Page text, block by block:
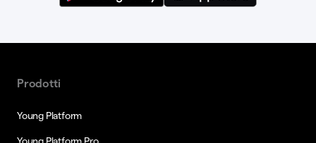
Prodotti
Young Platform